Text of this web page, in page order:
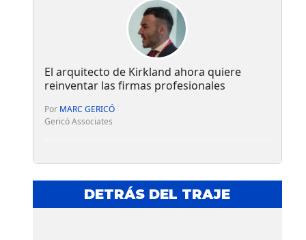
El arquitecto de Kirkland ahora quiere
reinventar las firmas profesionales
Por MARC GERICÓ
Gericó Associates
DETRÁS DEL TRAJE